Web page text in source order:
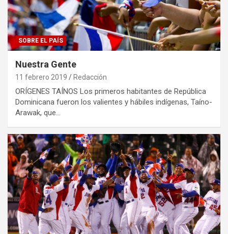
SOBRE EL PAÍS
Nuestra Gente
11 febrero 2019 Redacción
ORÍGENES TAÍNOS Los primeros habitantes de República
Dominicana fueron los valientes y hábiles indígenas, Taíno-
Arawak, que…